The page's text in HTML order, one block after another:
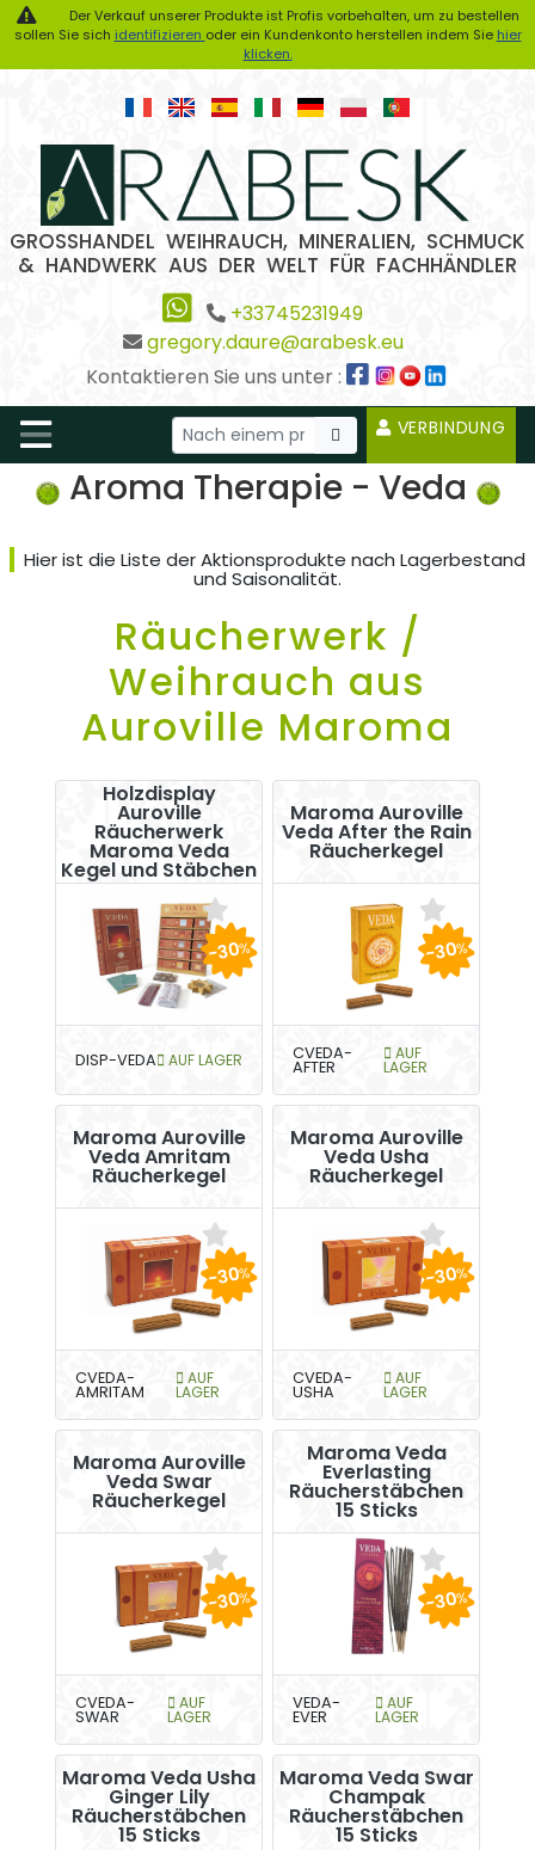
Der Verkauf unserer Produkte ist Profis vorbehalten, um zu bestellen
sollen Sie sich identifizieren oder ein Kundenkonto herstellen indem Sie hier
klicken.
GROSSHANDEL WEIHRAUCH, MINERALIEN, SCHMUCK
& HANDWERK AUS DER WELT FÜR FACHHÄNDLER
+33745231949
gregory.daure@arabesk.eu
Kontaktieren Sie uns unter :
VERBINDUNG
Aroma Therapie - Veda
Hier ist die Liste der Aktionsprodukte nach Lagerbestand
und Saisonalität.
Räucherwerk /
Weihrauch aus
Auroville Maroma
Holzdisplay
Auroville
Räucherwerk
Maroma Veda
Kegel und Stäbchen
DISP-VEDA AUF LAGER
-30%
Maroma Auroville
Veda After the Rain
Räucherkegel
CVEDA-
AFTER
AUF
LAGER
-30%
Maroma Auroville
Veda Amritam
Räucherkegel
CVEDA-
AMRITAM
AUF
LAGER
-30%
Maroma Auroville
Veda Usha
Räucherkegel
CVEDA-
USHA
AUF
LAGER
-30%
Maroma Auroville
Veda Swar
Räucherkegel
CVEDA-
SWAR
AUF
LAGER
-30%
Maroma Veda
Everlasting
Räucherstäbchen
15 Sticks
VEDA-
EVER
AUF
LAGER
-30%
Maroma Veda Usha
Ginger Lily
Räucherstäbchen
15 Sticks
Maroma Veda Swar
Champak
Räucherstäbchen
15 Sticks